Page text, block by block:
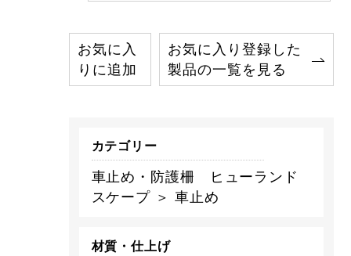
お気に入
りに追加
お気に入り登録した
製品の一覧を見る
カテゴリー
車止め・防護柵 ヒューランド
スケープ ＞ 車止め
材質・仕上げ